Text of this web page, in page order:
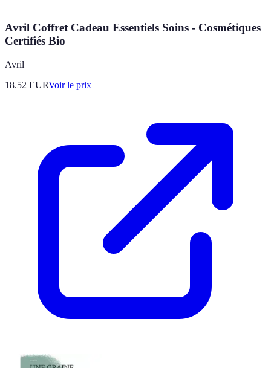
Avril Coffret Cadeau Essentiels Soins - Cosmétiques
Certifiés Bio
Avril
18.52 EURVoir le prix